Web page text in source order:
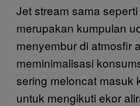
Jet stream sama
merupakan kumpulan
menyembur di atmosfir
meminimalisasi
sering meloncat masuk
untuk mengikuti ekor